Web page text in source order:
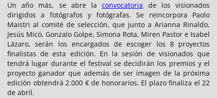
Un año más, se abre laconvocatoria de los visionados
dirigidos a fotógrafos y fotógrafas. Se reincorpora Paolo
Maistri al comité de selección, que junto a Arianna Rinaldo,
Jesús Micó, Gonzalo Golpe, Simona Rota, Miren Pastor e Isabel
Lázaro, serán los encargados de escoger los 8 proyectos
finalistas de esta edición. En la sesión de visionados que
tendrá lugar durante el festival se decidirán los premios y el
proyecto ganador que además de ser imagen de la próxima
edición obtendrá 2.000 € de honorarios. El plazo finaliza el 22
de abril.